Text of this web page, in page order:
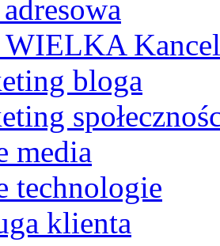
WIELKA
bloga
media
technologie
klienta